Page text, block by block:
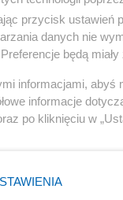
przycisk ustawień
danych nie
będą
informacjami,
informacje
po kliknięciu w